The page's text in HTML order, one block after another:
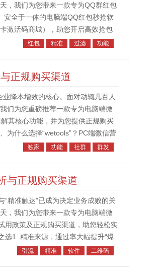
，我们为您带来一款专为QQ群红包
全于一体的电脑端QQ红包秒抢软
激活码商城），助您开启高效抢包
红包 精准 过滤 功能
正规购买渠道
业降本增效的核心。面对动辄几百人
们为您重磅推荐一款专为电脑端微
其核心功能，并为您提供正规购买
为什么选择“wetools”？PC端微信营
独家 功能 社群 群发
与正规购买渠道
精准触达”已成为决定业务成败的关
，我们为您带来一款专为电脑端微
政策及正规购买渠道，助您轻松实
选1. 精准来源，通过率大幅提升“爆
引流 精准 软件 二维码